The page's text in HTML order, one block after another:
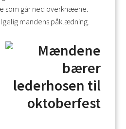
som går ned overknæene.
mandens påklædning.